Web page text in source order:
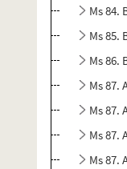
Ms 84.
Ms 85.
Ms 86.
Ms 87.
Ms 87.
Ms 87.
Ms 87.